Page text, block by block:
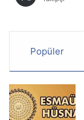
Popüler